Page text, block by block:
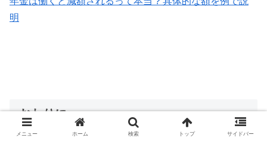
明
おわりに
メニュー ホーム 検索 トップ サイドバー